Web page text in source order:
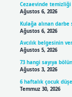
Cezaevinde
Ağustos 6, 2026
Kulağa alınan darbe
Ağustos 6, 2026
Avcılık belgesinin
Ağustos 5, 2026
73 hangi sayıya
Ağustos 3, 2026
6 haftalık çocuk
Temmuz 30, 2026